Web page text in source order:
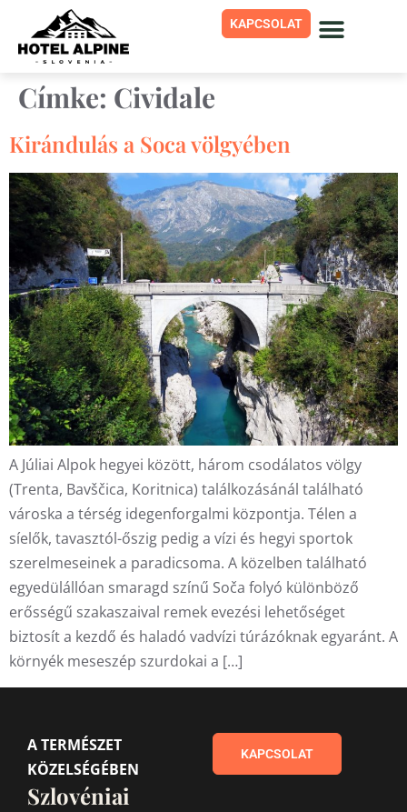
KAPCSOLAT
Címke: Cividale
Kirándulás a Soca völgyében
A Júliai Alpok hegyei között, három csodálatos völgy
(Trenta, Bavščica, Koritnica) találkozásánál található
városka a térség idegenforgalmi központja. Télen a
síelők, tavasztól-őszig pedig a vízi és hegyi sportok
szerelmeseinek a paradicsoma. A közelben található
egyedülállóan smaragd színű Soča folyó különböző
erősségű szakaszaival remek evezési lehetőséget
biztosít a kezdő és haladó vadvízi túrázóknak egyaránt. A
környék meseszép szurdokai a […]
A TERMÉSZET
KÖZELSÉGÉBEN
Szlovéniai
KAPCSOLAT